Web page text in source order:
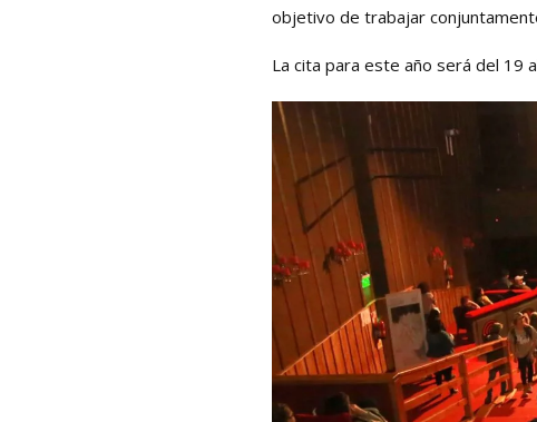
objetivo de trabajar
La cita para este año será del 19